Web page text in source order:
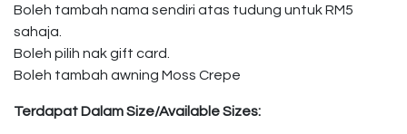
Boleh tambah nama sendiri atas tudung untuk RM5
sahaja.
Boleh pilih nak gift card.
Boleh tambah awning Moss Crepe
Terdapat Dalam Size/Available Sizes: